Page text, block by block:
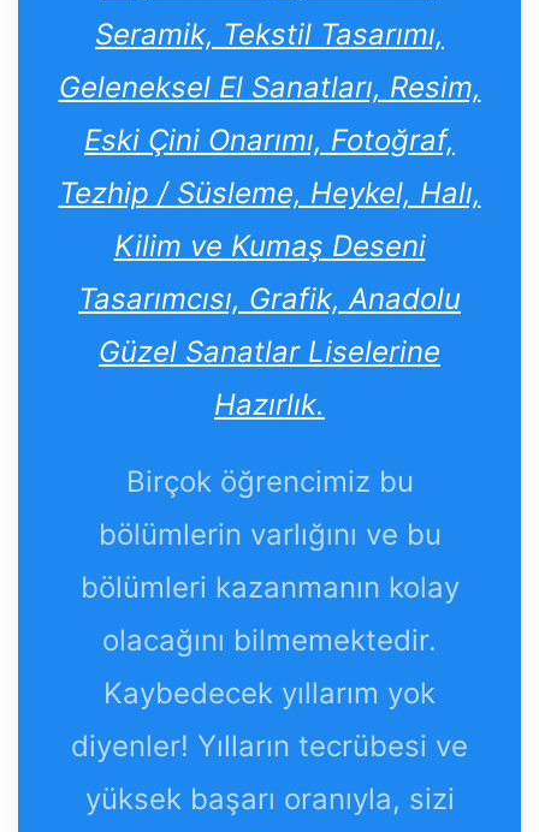
Seramik, Tekstil Tasarımı,
Geleneksel El Sanatları, Resim,
Eski Çini Onarımı, Fotoğraf,
Tezhip / Süsleme, Heykel, Halı,
Kilim ve Kumaş Deseni
Tasarımcısı, Grafik, Anadolu
Güzel Sanatlar Liselerine
Hazırlık.
Birçok öğrencimiz bu
bölümlerin varlığını ve bu
bölümleri kazanmanın kolay
olacağını bilmemektedir.
Kaybedecek yıllarım yok
diyenler! Yılların tecrübesi ve
yüksek başarı oranıyla, sizi